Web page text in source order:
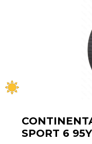
SPORT 6